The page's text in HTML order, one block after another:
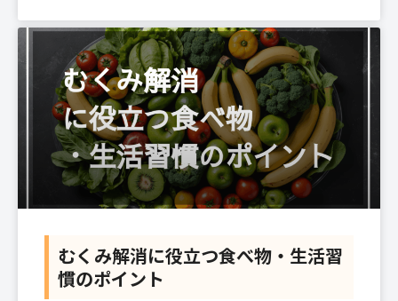
むくみ解消に役立つ食べ物・生活習
慣のポイント